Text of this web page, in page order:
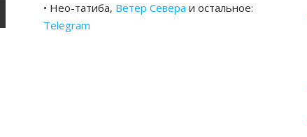
• Нео-татиба, Ветер Севера и остальное:
Telegram